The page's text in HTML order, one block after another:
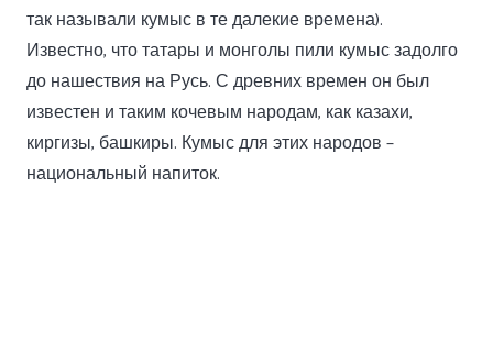
так называли кумыс в те далекие времена).
Известно, что татары и монголы пили кумыс задолго
до нашествия на Русь. С древних времен он был
известен и таким кочевым народам, как казахи,
киргизы, башкиры. Кумыс для этих народов –
национальный напиток.